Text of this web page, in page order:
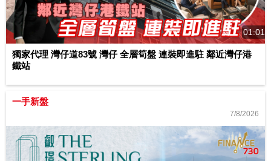
01:01
獨家代理 灣仔道83號 灣仔 全層筍盤 連裝即進駐 鄰近灣仔港
鐵站
一手新盤
7/8/2026